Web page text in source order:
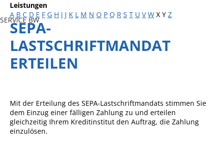
Social Media
Ladeinfrastruktur
Schulkindbetreuung
Grundschule
SERVICE BW
Leistungen
A B C D E F G H I J K L M N O P Q R S T U V W X Y Z
SEPA-
LASTSCHRIFTMANDAT
ERTEILEN
Mit der Erteilung des SEPA-Lastschriftmandats stimmen Sie
dem Einzug einer fälligen Zahlung zu und erteilen
gleichzeitig Ihrem Kreditinstitut den Auftrag, die Zahlung
einzulösen.